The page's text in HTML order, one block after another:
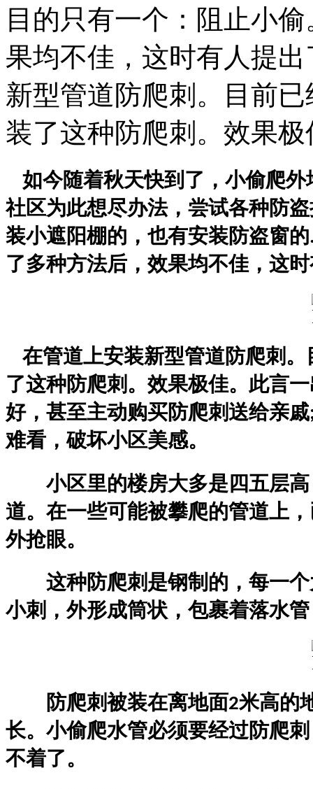
目的只有一个：阻止小
果均不佳，这时有人提
新型管道防爬刺。目前
装了这种防爬刺。效果极
如今随着秋天快到了，小偷爬
社区为此想尽办法，尝试各种防
装小遮阳棚的，也有安装防盗窗的
了多种方法后，效果均不佳，这
在管道上安装新型管道防爬刺。
了这种防爬刺。 效果极佳。此言
好，甚至主动购买防爬刺送给亲戚
难看，破坏小区美感。
小区里的楼房大多是四五层高
道。在一些可能被攀爬的管道上
外抢眼。
这种防爬刺是钢制的，每一个
小刺，外形成筒状，包裹着落水
防爬刺被装在离地面2米高的
长。小偷爬水管必须要经过防爬
不着了。